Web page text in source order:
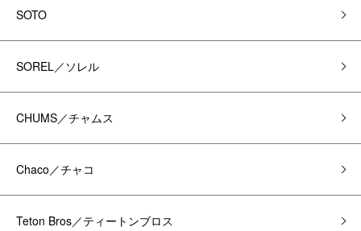
SOTO
SOREL／ソレル
CHUMS／チャムス
Chaco／チャコ
Teton Bros／ティートンブロス